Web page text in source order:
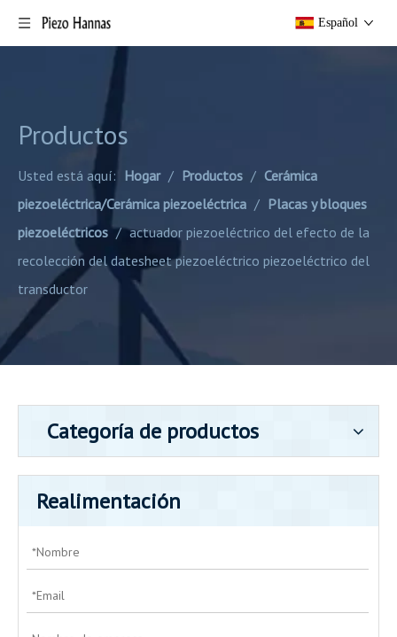
Español
Productos
Usted está aquí: Hogar / Productos / Cerámica
piezoeléctrica/Cerámica piezoeléctrica / Placas y bloques
piezoeléctricos / actuador piezoeléctrico del efecto de la
recolección del datesheet piezoeléctrico piezoeléctrico del
transductor
Categoría de productos
Realimentación